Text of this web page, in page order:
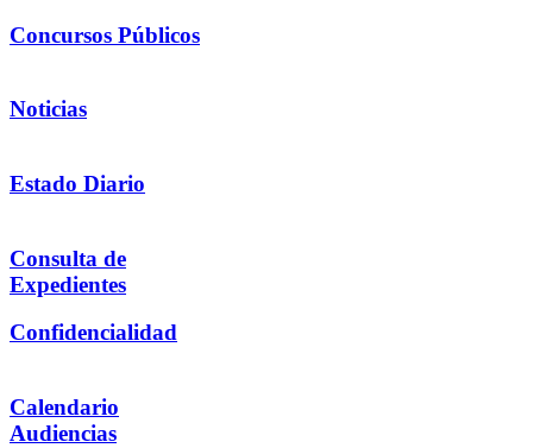
Concursos Públicos
Noticias
Estado Diario
Consulta de
Expedientes
Confidencialidad
Calendario
Audiencias